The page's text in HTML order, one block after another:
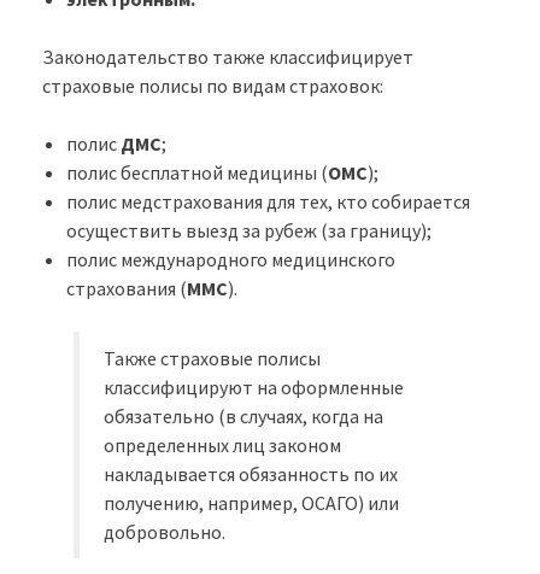
Законодательство также классифицирует
страховые полисы по видам страховок:
полис ДМС;
полис бесплатной медицины (ОМС);
полис медстрахования для тех, кто собирается
осуществить выезд за рубеж (за границу);
полис международного медицинского
страхования (ММС).
Также страховые полисы
классифицируют на оформленные
обязательно (в случаях, когда на
определенных лиц законом
накладывается обязанность по их
получению, например, ОСАГО) или
добровольно.